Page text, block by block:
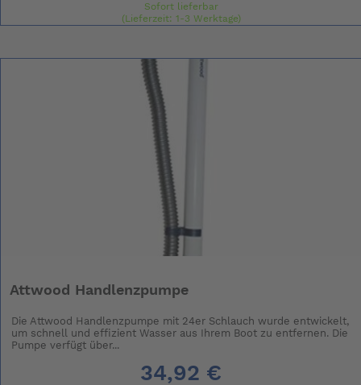
Sofort lieferbar
(Lieferzeit: 1-3 Werktage)
Attwood Handlenzpumpe
Die Attwood Handlenzpumpe mit 24er Schlauch wurde entwickelt,
um schnell und effizient Wasser aus Ihrem Boot zu entfernen. Die
Pumpe verfügt über...
34,92 €